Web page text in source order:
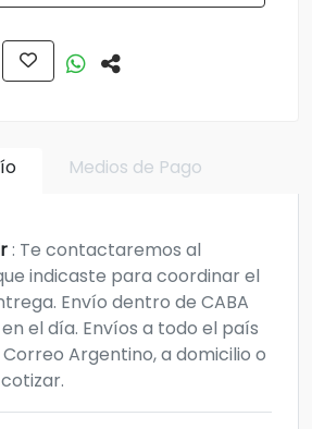
Medios de Pago
: Te contactaremos al
indicaste para coordinar el
Envío dentro de CABA
el día. Envíos a todo el país
Argentino, a domicilio o